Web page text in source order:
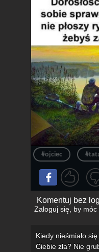
#ojciec
Komentuj bez
Zaloguj się, by móc
Kiedy nieśmiało
Ciebie zła? Nie